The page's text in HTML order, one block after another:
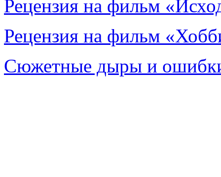
Рецензия на фильм
Рецензия на фильм
Сюжетные дыры и